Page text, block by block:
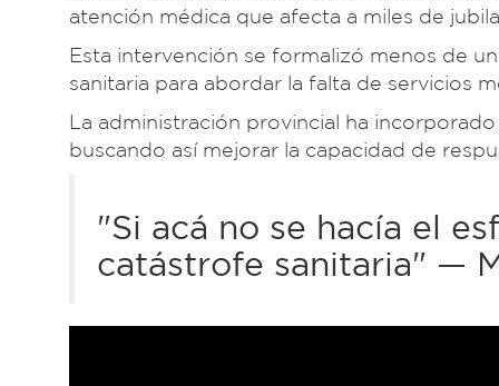
atención médica que afecta a miles de
Esta intervención se formalizó menos de
sanitaria para abordar la falta de servicios
La administración provincial ha
buscando así mejorar la capacidad de
"Si acá no se hacía el
catástrofe sanitaria" —